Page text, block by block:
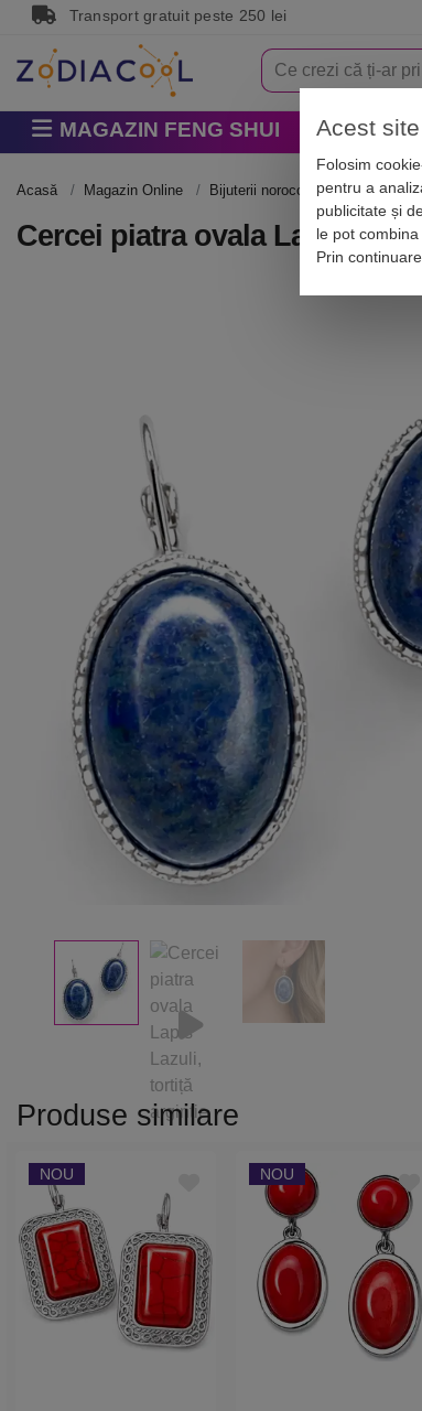
Transport gratuit peste 250 lei
MAGAZIN FENG SHUI
Acasă Magazin Online Bijuterii norocoase Cercei cu
Cercei piatra ovala Lapis
Produse similare
NOU NOU
Acest
Folosim
pentru a
publicitate și
le pot
Prin